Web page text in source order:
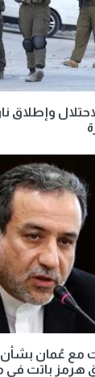
وإطلاق
مع عُمان
باتت في